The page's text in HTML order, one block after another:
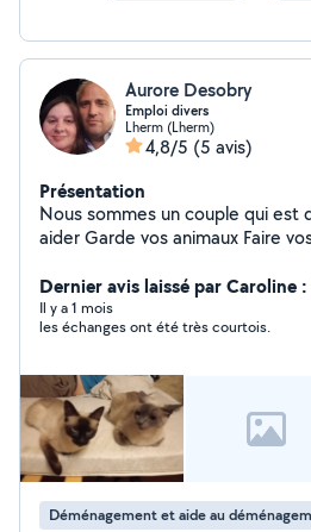
Aurore Desobry
Emploi divers
Lherm (Lherm)
4,8/5 (5 avis)
Présentation
Nous sommes un couple qui est
aider Garde vos animaux Faire vos courses et la livraison
faire un potager Garde d'enfants Dame de compagnie
(discuter, promenade, lecture )
Porté des cartons de déménagement Aide a
Dernier avis laissé par Caroline
Il y a 1 mois
les échanges ont été très courtois.
Déménagement et aide au